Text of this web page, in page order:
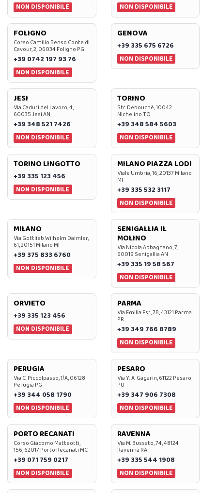
NON DISPONIBILE
NON DISPONIBILE
FOLIGNO
Corso Camillo Benso Conte di
Cavour, 2, 06034 Foligno PG
+39 0742 197 93 76
NON DISPONIBILE
GENOVA
+39 335 675 6726
NON DISPONIBILE
JESI
Via Caduti del Lavoro, 4,
60035 Jesi AN
+39 348 521 7426
NON DISPONIBILE
TORINO
Str. Debouchè, 10042
Nichelino TO
+39 348 584 5603
NON DISPONIBILE
TORINO LINGOTTO
+39 335 123 456
NON DISPONIBILE
MILANO PIAZZA LODI
Viale Umbria, 16, 20137 Milano
MI
+39 335 532 3117
NON DISPONIBILE
MILANO
Via Gottlieb Wilhelm Daimler,
61, 20151 Milano MI
+39 375 833 6760
NON DISPONIBILE
SENIGALLIA IL
MOLINO
Via Nicola Abbagnano, 7,
60019 Senigallia AN
+39 335 19 58 567
NON DISPONIBILE
ORVIETO
+39 335 123 456
NON DISPONIBILE
PARMA
Via Emilia Est, 7B, 43121 Parma
PR
+39 349 766 8789
NON DISPONIBILE
PERUGIA
Via C. Piccolpasso, 1/A, 06128
Perugia PG
+39 344 058 1790
NON DISPONIBILE
PESARO
Via Y. A. Gagarin, 61122 Pesaro
PU
+39 347 906 7308
NON DISPONIBILE
PORTO RECANATI
Corso Giacomo Matteotti,
156, 62017 Porto Recanati MC
+39 071 759 0217
NON DISPONIBILE
RAVENNA
Via M. Bussato, 74, 48124
Ravenna RA
+39 335 544 1908
NON DISPONIBILE